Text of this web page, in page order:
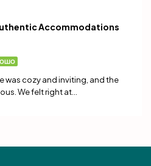
Accommodations
was cozy and inviting, and the
We felt right at…